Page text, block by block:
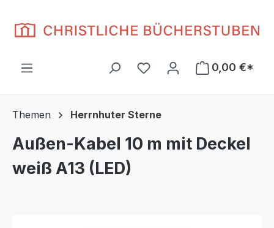
Du hast 0 Produkte auf
0,00 €*
Themen Herrnhuter Sterne
Außen-Kabel 10 m mit Deckel
weiß A13 (LED)